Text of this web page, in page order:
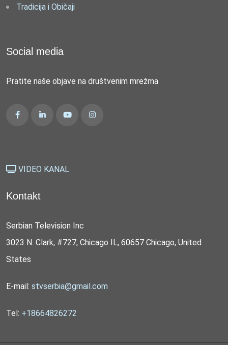
Tradicija i Običaji
Social media
Pratite naše objave na društvenim mrežma
VIDEO KANAL
Kontakt
Serbian Television Inc
3023 N. Clark, #727, Chicago IL, 60657 Chicago, United
States
E-mail: stvserbia@gmail.com
Tel: +18664826272